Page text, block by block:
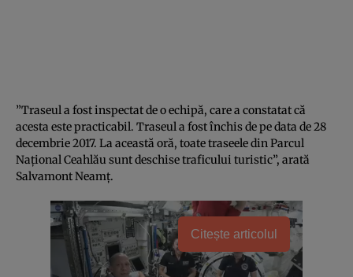
”Traseul a fost inspectat de o echipă, care a constatat că
acesta este practicabil. Traseul a fost închis de pe data de 28
decembrie 2017. La această oră, toate traseele din Parcul
Naţional Ceahlău sunt deschise traficului turistic”, arată
Salvamont Neamţ.
Citește articolul